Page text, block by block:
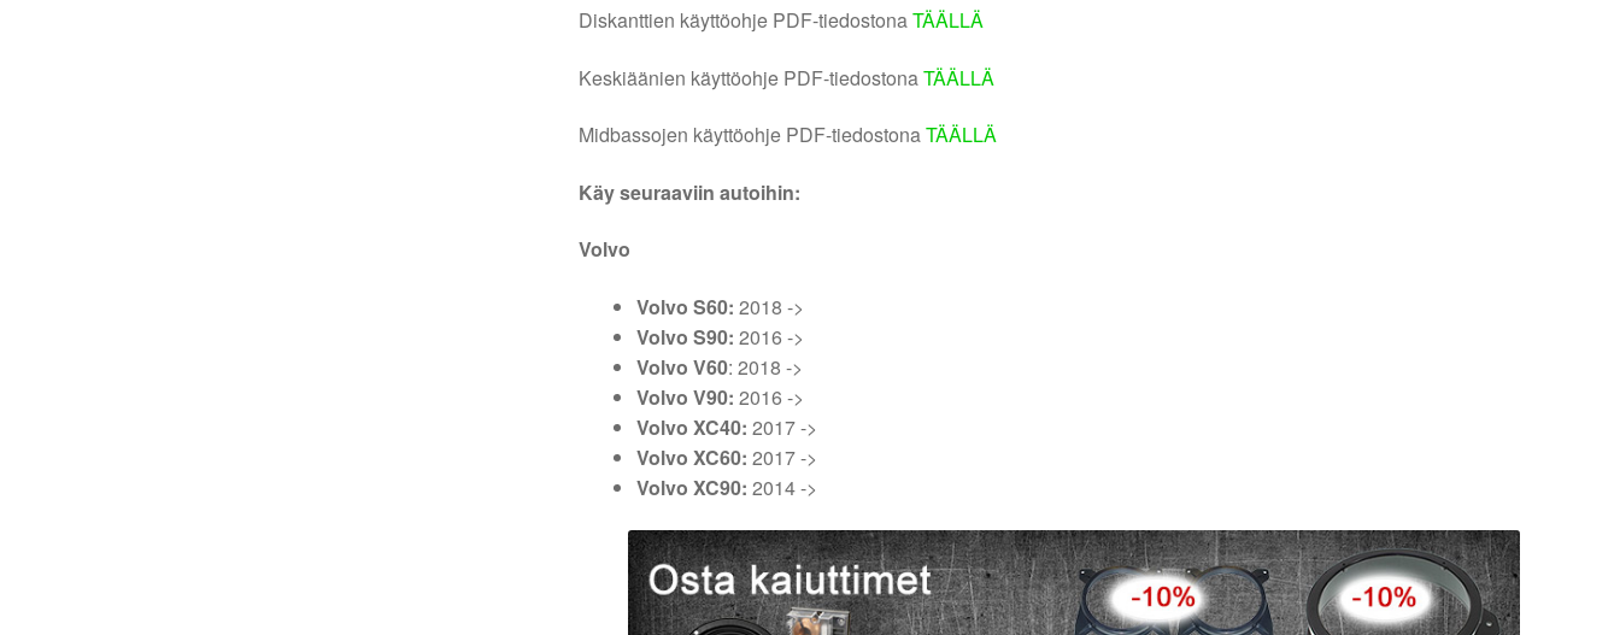
Diskanttien käyttöohje PDF-tiedostonaTÄÄLLÄ
Keskiäänien käyttöohje PDF-tiedostonaTÄÄLLÄ
Midbassojen käyttöohje PDF-tiedostonaTÄÄLLÄ
Käy seuraaviin autoihin:
Volvo
Volvo S60: 2018 ->
Volvo S90:2016 ->
Volvo V60: 2018 ->
Volvo V90:2016 ->
Volvo XC40:2017 ->
Volvo XC60: 2017 ->
Volvo XC90: 2014 ->